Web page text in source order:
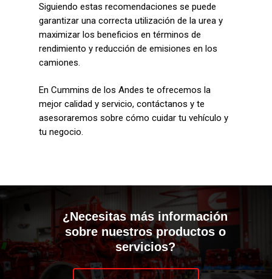
Siguiendo estas recomendaciones se puede
garantizar una correcta utilización de la urea y
maximizar los beneficios en términos de
rendimiento y reducción de emisiones en los
camiones.
En Cummins de los Andes te ofrecemos la
mejor calidad y servicio, contáctanos y te
asesoraremos sobre cómo cuidar tu vehículo y
tu negocio.
¿Necesitas más información
sobre nuestros productos o
servicios?